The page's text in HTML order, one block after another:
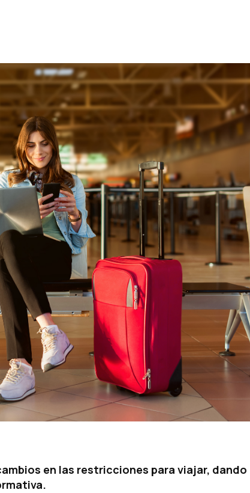
en las restricciones para viajar, dando